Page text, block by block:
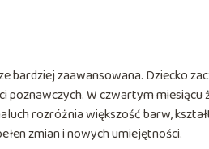
bardziej zaawansowana. Dziecko
W czwartym miesiącu
rozróżnia większość barw,
zmian i nowych umiejętności.